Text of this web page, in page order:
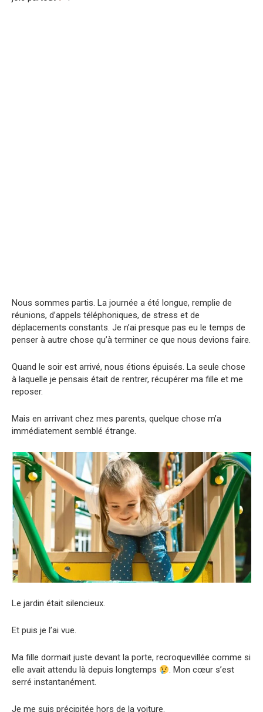
Nous sommes partis. La journée a été longue, remplie de
réunions, d’appels téléphoniques, de stress et de
déplacements constants. Je n’ai presque pas eu le temps de
penser à autre chose qu’à terminer ce que nous devions faire.
Quand le soir est arrivé, nous étions épuisés. La seule chose
à laquelle je pensais était de rentrer, récupérer ma fille et me
reposer.
Mais en arrivant chez mes parents, quelque chose m’a
immédiatement semblé étrange.
Le jardin était silencieux.
Et puis je l’ai vue.
Ma fille dormait juste devant la porte, recroquevillée comme si
elle avait attendu là depuis longtemps
. Mon cœur s’est
serré instantanément.
Je me suis précipitée hors de la voiture.